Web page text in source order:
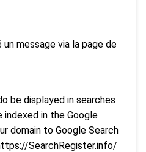
un message via la page de
be displayed in searches
indexed in the Google
domain to Google Search
SearchRegister.info/